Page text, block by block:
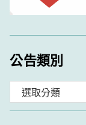
公告類別
類